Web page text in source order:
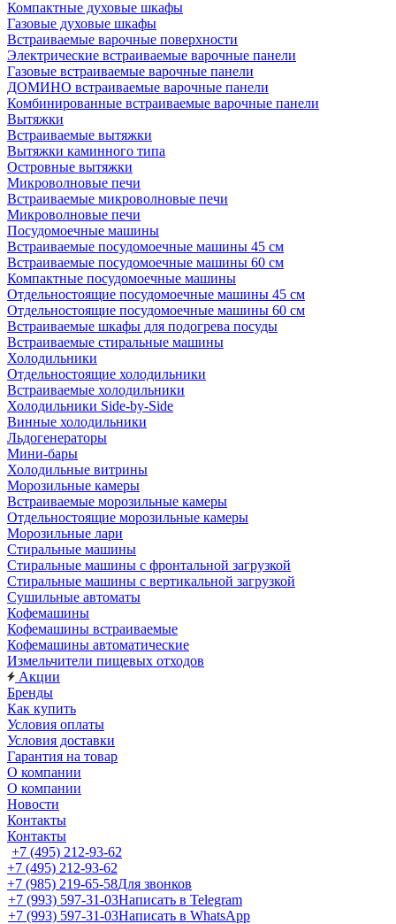
Компактные духовые шкафы
Газовые духовые шкафы
Встраиваемые варочные поверхности
Электрические встраиваемые варочные панели
Газовые встраиваемые варочные панели
ДОМИНО встраиваемые варочные панели
Комбинированные встраиваемые варочные панели
Вытяжки
Встраиваемые вытяжки
Вытяжки каминного типа
Островные вытяжки
Микроволновые печи
Встраиваемые микроволновые печи
Микроволновые печи
Посудомоечные машины
Встраиваемые посудомоечные машины 45 см
Встраиваемые посудомоечные машины 60 см
Компактные посудомоечные машины
Отдельностоящие посудомоечные машины 45 см
Отдельностоящие посудомоечные машины 60 см
Встраиваемые шкафы для подогрева посуды
Встраиваемые стиральные машины
Холодильники
Отдельностоящие холодильники
Встраиваемые холодильники
Холодильники Side-by-Side
Винные холодильники
Льдогенераторы
Мини-бары
Холодильные витрины
Морозильные камеры
Встраиваемые морозильные камеры
Отдельностоящие морозильные камеры
Морозильные лари
Стиральные машины
Стиральные машины с фронтальной загрузкой
Стиральные машины с вертикальной загрузкой
Сушильные автоматы
Кофемашины
Кофемашины встраиваемые
Кофемашины автоматические
Измельчители пищевых отходов
Акции
Бренды
Как купить
Условия оплаты
Условия доставки
Гарантия на товар
О компании
О компании
Новости
Контакты
Контакты
+7 (495) 212-93-62
+7 (495) 212-93-62
+7 (985) 219-65-58Для звонков
+7 (993) 597-31-03Написать в Telegram
+7 (993) 597-31-03Написать в WhatsApp